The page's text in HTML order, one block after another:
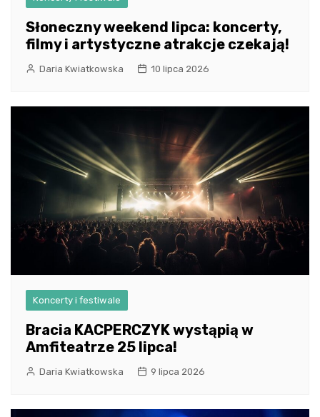
Słoneczny weekend lipca: koncerty,
filmy i artystyczne atrakcje czekają!
Daria Kwiatkowska 10 lipca 2026
Koncerty i festiwale
Bracia KACPERCZYK wystąpią w
Amfiteatrze 25 lipca!
Daria Kwiatkowska 9 lipca 2026